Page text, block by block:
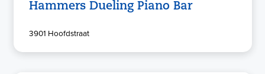
Hammers Dueling Piano Bar
3901 Hoofdstraat